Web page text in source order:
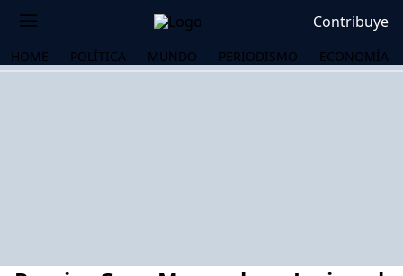
Contribuye
HOME POLÍTICA MUNDO PERIODISMO ECONOMÍA